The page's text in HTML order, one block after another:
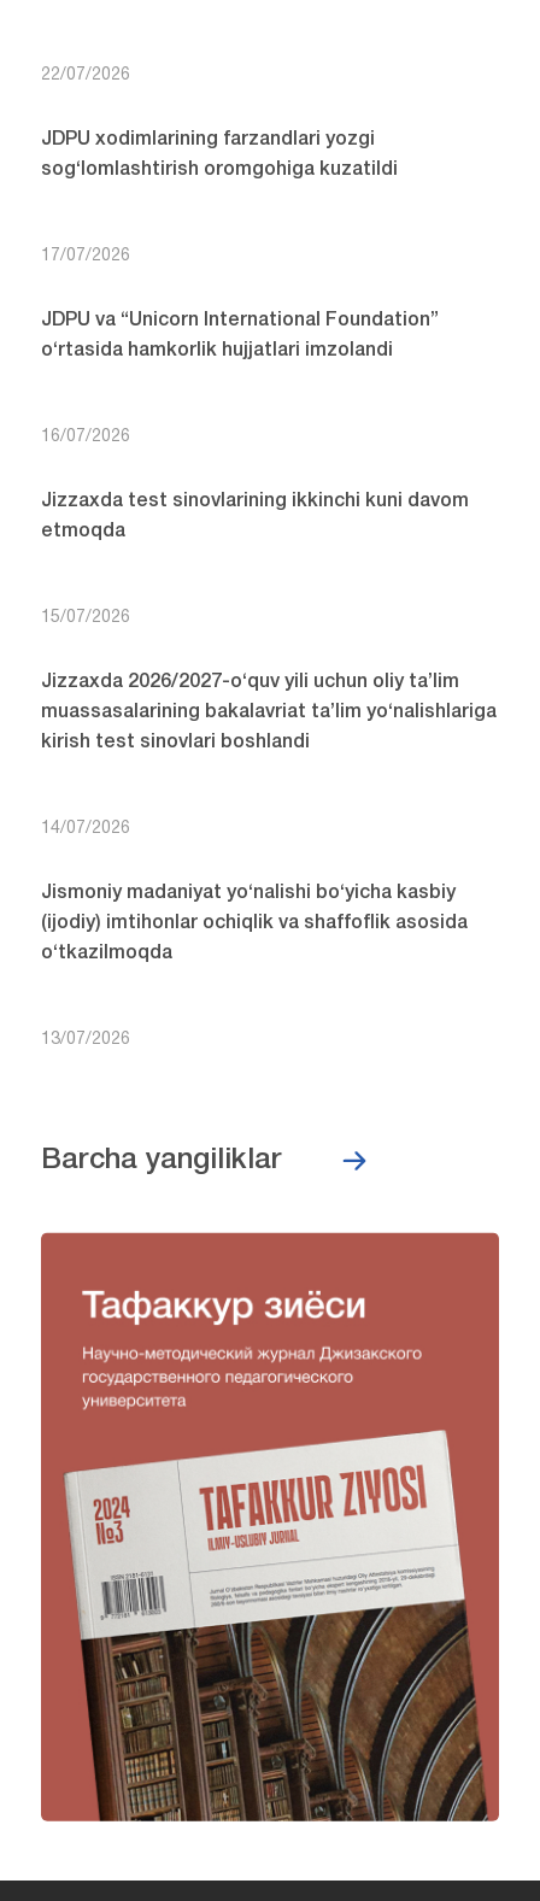
22/07/2026
JDPU xodimlarining farzandlari yozgi
sog‘lomlashtirish oromgohiga kuzatildi
17/07/2026
JDPU va “Unicorn International Foundation”
o‘rtasida hamkorlik hujjatlari imzolandi
16/07/2026
Jizzaxda test sinovlarining ikkinchi kuni davom
etmoqda
15/07/2026
Jizzaxda 2026/2027-o‘quv yili uchun oliy ta’lim
muassasalarining bakalavriat ta’lim yo‘nalishlariga
kirish test sinovlari boshlandi
14/07/2026
Jismoniy madaniyat yo‘nalishi bo‘yicha kasbiy
(ijodiy) imtihonlar ochiqlik va shaffoflik asosida
o‘tkazilmoqda
13/07/2026
Barcha yangiliklar